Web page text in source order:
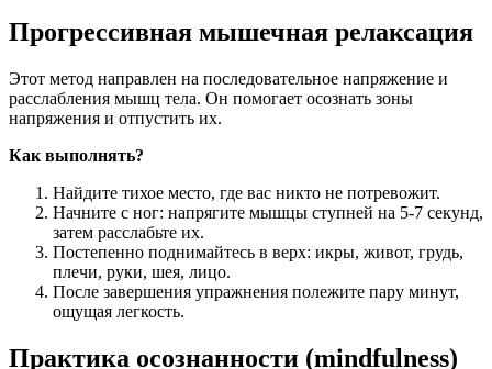
Прогрессивная мышечная релаксация
Этот метод направлен на последовательное напряжение и
расслабления мышц тела. Он помогает осознать зоны
напряжения и отпустить их.
Как выполнять?
Найдите тихое место, где вас никто не потревожит.
Начните с ног: напрягите мышцы ступней на 5-7 секунд,
затем расслабьте их.
Постепенно поднимайтесь в верх: икры, живот, грудь,
плечи, руки, шея, лицо.
После завершения упражнения полежите пару минут,
ощущая легкость.
Практика осознанности (mindfulness)